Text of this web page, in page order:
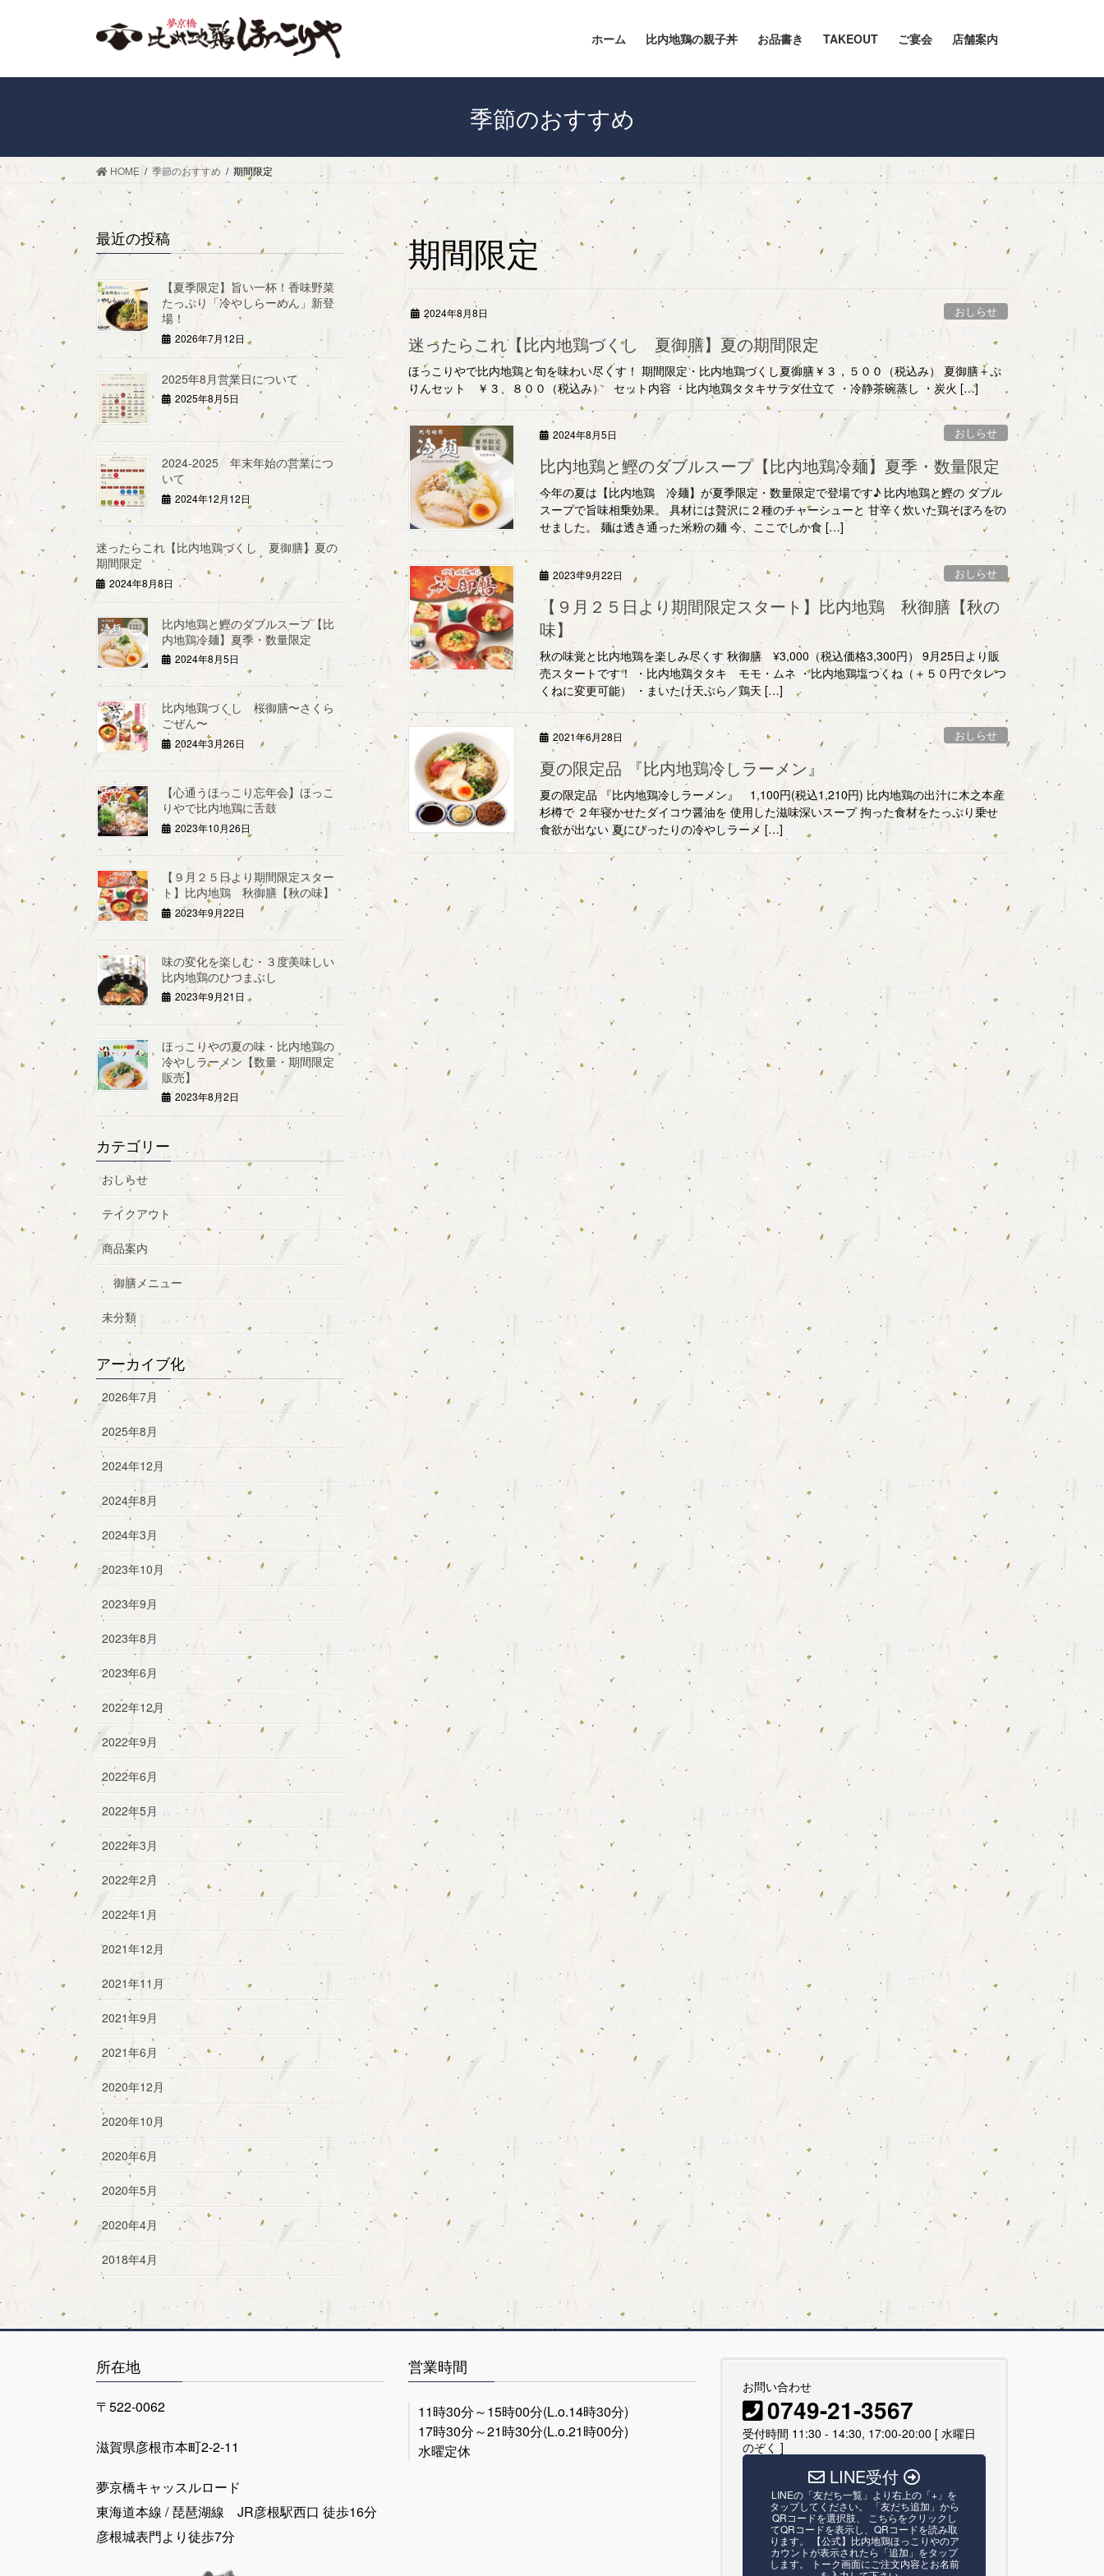
ッ
移
ホーム 比内地鶏の親子丼 お品書き TAKEOUT ご宴会 店舗案内
季節のおすすめ
HOME 季節のおすすめ 期間限定
期間限定
2024年8月8日 おしらせ
迷ったらこれ【比内地鶏づくし 夏御膳】夏の期間限定
ほっこりやで比内地鶏と旬を味わい尽くす！ 期間限定・比内地鶏づくし夏御膳￥３，５００（税込み） 夏御膳＋ぷ
りんセット ￥３、８００（税込み） セット内容 ・比内地鶏タタキサラダ仕立て ・冷静茶碗蒸し ・炭火 […]
2024年8月5日 おしらせ
比内地鶏と鰹のダブルスープ【比内地鶏冷麺】夏季・数量限定
今年の夏は【比内地鶏 冷麺】が夏季限定・数量限定で登場です♪ 比内地鶏と鰹の ダブル
スープで旨味相乗効果。 具材には贅沢に２種のチャーシューと 甘辛く炊いた鶏そぼろをの
せました。 麺は透き通った米粉の麺 今、ここでしか食 […]
2023年9月22日 おしらせ
【９月２５日より期間限定スタート】比内地鶏 秋御膳【秋の
味】
秋の味覚と比内地鶏を楽しみ尽くす 秋御膳 ¥3,000（税込価格3,300円） 9月25日より販
売スタートです！ ・比内地鶏タタキ モモ・ムネ ・比内地鶏塩つくね（＋５０円でタレつ
くねに変更可能） ・まいたけ天ぷら／鶏天 […]
2021年6月28日 おしらせ
夏の限定品 『比内地鶏冷しラーメン』
夏の限定品 『比内地鶏冷しラーメン』 1,100円(税込1,210円) 比内地鶏の出汁に木之本産
杉樽で ２年寝かせたダイコウ醤油を 使用した滋味深いスープ 拘った食材をたっぷり乗せ
食欲が出ない 夏にぴったりの冷やしラーメ […]
最近の投稿
【夏季限定】旨い一杯！香味野菜
たっぷり「冷やしらーめん」新登
場！
2026年7月12日
2025年8月営業日について
2025年8月5日
2024-2025 年末年始の営業につ
いて
2024年12月12日
迷ったらこれ【比内地鶏づくし 夏御膳】夏の
期間限定
2024年8月8日
比内地鶏と鰹のダブルスープ【比
内地鶏冷麺】夏季・数量限定
2024年8月5日
比内地鶏づくし 桜御膳〜さくら
ごぜん〜
2024年3月26日
【心通うほっこり忘年会】ほっこ
りやで比内地鶏に舌鼓
2023年10月26日
【９月２５日より期間限定スター
ト】比内地鶏 秋御膳【秋の味】
2023年9月22日
味の変化を楽しむ・３度美味しい
比内地鶏のひつまぶし
2023年9月21日
ほっこりやの夏の味・比内地鶏の
冷やしラーメン【数量・期間限定
販売】
2023年8月2日
カテゴリー
おしらせ
テイクアウト
商品案内
御膳メニュー
未分類
アーカイブ化
2026年7月
2025年8月
2024年12月
2024年8月
2024年3月
2023年10月
2023年9月
2023年8月
2023年6月
2022年12月
2022年9月
2022年6月
2022年5月
2022年3月
2022年2月
2022年1月
2021年12月
2021年11月
2021年9月
2021年6月
2020年12月
2020年10月
2020年6月
2020年5月
2020年4月
2018年4月
所在地
〒522-0062
滋賀県彦根市本町2-2-11
夢京橋キャッスルロード
東海道本線 / 琵琶湖線 JR彦根駅西口 徒歩16分
彦根城表門より徒歩7分
営業時間
11時30分～15時00分(L.o.14時30分)
17時30分～21時30分(L.o.21時00分)
水曜定休
お問い合わせ
0749-21-3567
受付時間 11:30 - 14:30, 17:00-20:00 [ 水曜日
のぞく ]
LINE受付
LINEの「友だち一覧」より右上の「+」を
タップしてください。 「友だち追加」から
QRコードを選択肢、 こちらをクリックし
てQRコードを表示し、QRコードを読み取
ります。 【公式】比内地鶏ほっこりやのア
カウントが表示されたら「追加」をタップ
します。 トーク画面にご注文内容とお名前